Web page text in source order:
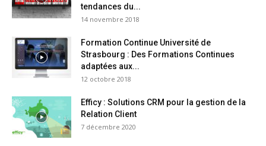
tendances du...
14 novembre 2018
Formation Continue Université de
Strasbourg : Des Formations Continues
adaptées aux...
12 octobre 2018
Efficy : Solutions CRM pour la gestion de la
Relation Client
7 décembre 2020